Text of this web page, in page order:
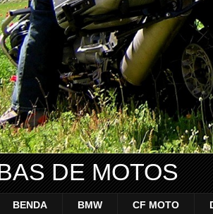
DE MOTOS
BENDA BMW CF MOTO